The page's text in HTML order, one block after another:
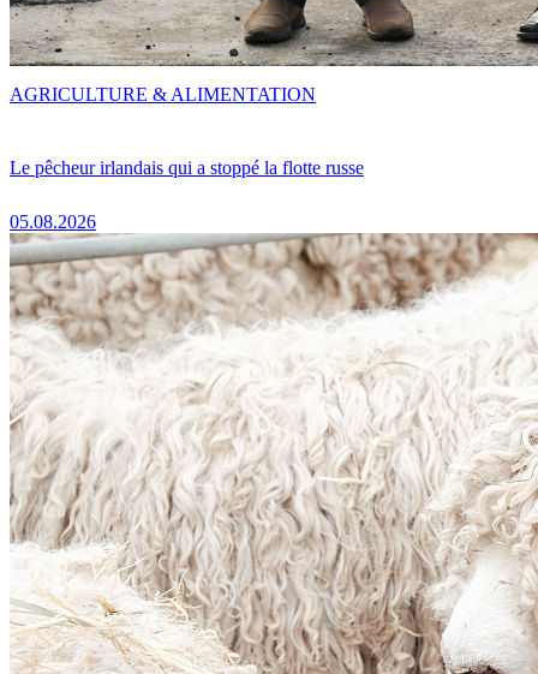
Le pêcheur irlandais qui a stoppé la flotte russe
05.08.2026
AGRICULTURE & ALIMENTATION